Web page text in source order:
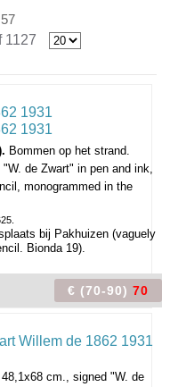
1127
Bommen op het strand.
de Zwart" in pen and ink,
monogrammed in the
bij Pakhuizen (vaguely
Bionda 19).
€ (70-90) 70
cm., signed "W. de